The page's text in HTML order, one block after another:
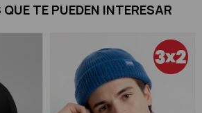
TE PUEDEN INTERESAR